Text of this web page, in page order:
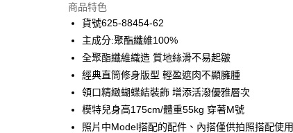
3 期 0 利率 每期
合作金庫商業銀行
華南商業銀行
彰化商業銀行
國泰世華商業銀行
兆豐國際商業銀行
臺灣中小企業銀行
台中商業銀行
匯豐（台灣）商業銀行
華泰商業銀行
聯邦商業銀行
遠東國際商業銀行
超商取貨付款
Apple Pay
商品特色
貨號625-88454-62
主成分:聚酯纖維100%
全聚酯纖維織造 質地絲滑不易起皺
經典直筒修身版型 輕盈遮肉不顯臃腫
領口精緻蝴蝶結裝飾 增添活潑優雅層次
模特兒身高175cm/體重55kg 穿著M號
照片中Model搭配的配件、內搭僅供拍照搭配使用